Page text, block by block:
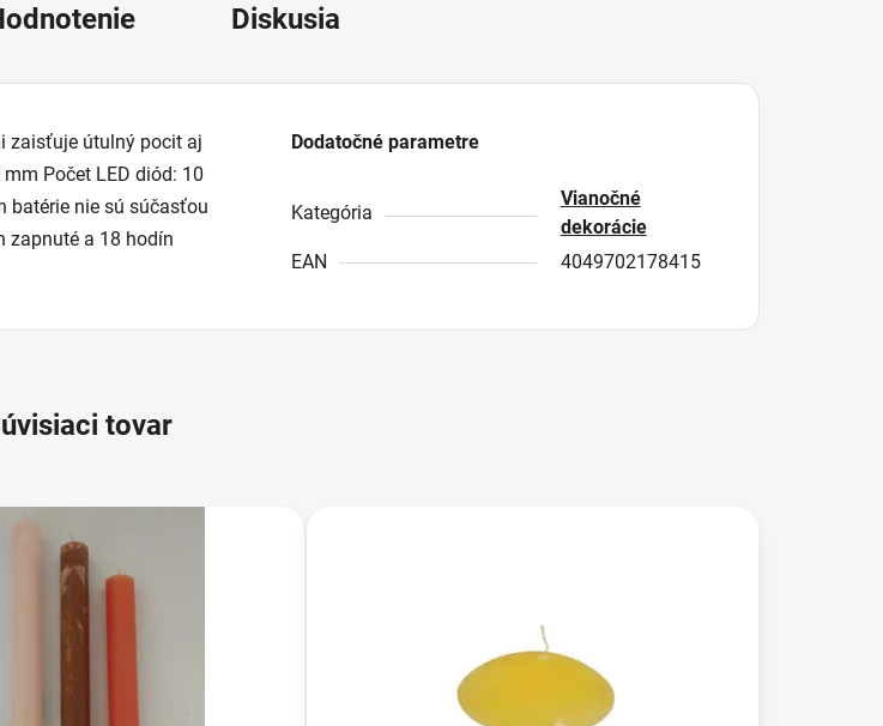
Diskusia
zaisťuje útulný pocit aj
Počet LED diód: 10
batérie nie sú súčasťou
zapnuté a 18 hodín
Dodatočné parametre
Kategória
Vianočné
dekorácie
EAN
4049702178415
tovar